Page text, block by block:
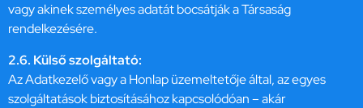
vagy akinek személyes adatát bocsátják a Társaság
rendelkezésére.
2.6. Külső szolgáltató:
Az Adatkezelő vagy a Honlap üzemeltetője által, az egyes
szolgáltatások biztosításához kapcsolódóan – akár